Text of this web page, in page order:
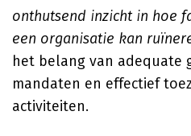
onthutsend inzicht in hoe
een organisatie kan
het belang van adequate
mandaten en effectief
activiteiten.